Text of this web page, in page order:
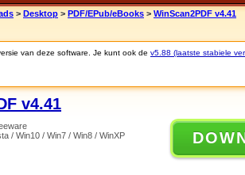
> Desktop > PDF/EPub/eBooks > WinScan2PDF v4.41
van deze software. Je kunt ook de v5.88 (laatste stabiele
v4.41
/ Win10 / Win7 / Win8 / WinXP